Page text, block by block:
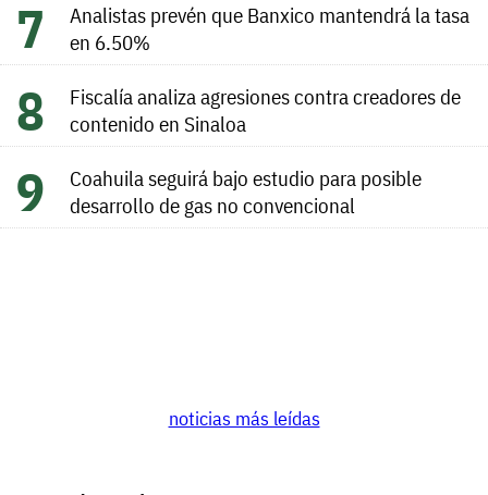
Analistas prevén que Banxico mantendrá la tasa
en 6.50%
Fiscalía analiza agresiones contra creadores de
contenido en Sinaloa
Coahuila seguirá bajo estudio para posible
desarrollo de gas no convencional
noticias más leídas